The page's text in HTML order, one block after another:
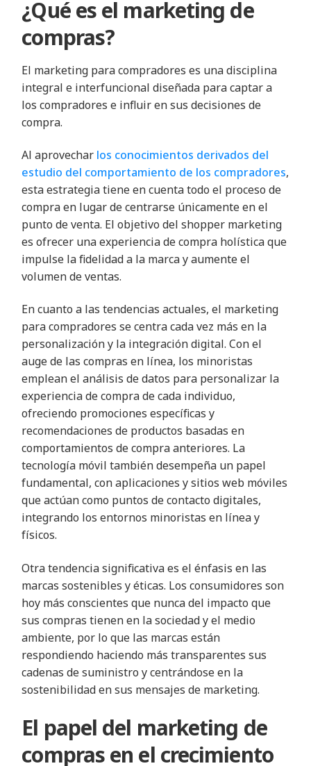
¿Qué es el marketing de
compras?
El marketing para compradores es una disciplina
integral e interfuncional diseñada para captar a
los compradores e influir en sus decisiones de
compra.
Al aprovechar los conocimientos derivados del
estudio del comportamiento de los compradores,
esta estrategia tiene en cuenta todo el proceso de
compra en lugar de centrarse únicamente en el
punto de venta. El objetivo del shopper marketing
es ofrecer una experiencia de compra holística que
impulse la fidelidad a la marca y aumente el
volumen de ventas.
En cuanto a las tendencias actuales, el marketing
para compradores se centra cada vez más en la
personalización y la integración digital. Con el
auge de las compras en línea, los minoristas
emplean el análisis de datos para personalizar la
experiencia de compra de cada individuo,
ofreciendo promociones específicas y
recomendaciones de productos basadas en
comportamientos de compra anteriores. La
tecnología móvil también desempeña un papel
fundamental, con aplicaciones y sitios web móviles
que actúan como puntos de contacto digitales,
integrando los entornos minoristas en línea y
físicos.
Otra tendencia significativa es el énfasis en las
marcas sostenibles y éticas. Los consumidores son
hoy más conscientes que nunca del impacto que
sus compras tienen en la sociedad y el medio
ambiente, por lo que las marcas están
respondiendo haciendo más transparentes sus
cadenas de suministro y centrándose en la
sostenibilidad en sus mensajes de marketing.
El papel del marketing de
compras en el crecimiento